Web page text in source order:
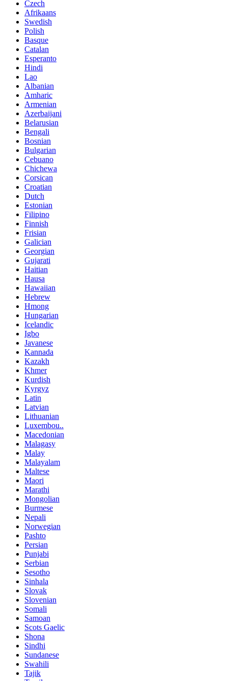
Czech
Afrikaans
Swedish
Polish
Basque
Catalan
Esperanto
Hindi
Lao
Albanian
Amharic
Armenian
Azerbaijani
Belarusian
Bengali
Bosnian
Bulgarian
Cebuano
Chichewa
Corsican
Croatian
Dutch
Estonian
Filipino
Finnish
Frisian
Galician
Georgian
Gujarati
Haitian
Hausa
Hawaiian
Hebrew
Hmong
Hungarian
Icelandic
Igbo
Javanese
Kannada
Kazakh
Khmer
Kurdish
Kyrgyz
Latin
Latvian
Lithuanian
Luxembou..
Macedonian
Malagasy
Malay
Malayalam
Maltese
Maori
Marathi
Mongolian
Burmese
Nepali
Norwegian
Pashto
Persian
Punjabi
Serbian
Sesotho
Sinhala
Slovak
Slovenian
Somali
Samoan
Scots Gaelic
Shona
Sindhi
Sundanese
Swahili
Tajik